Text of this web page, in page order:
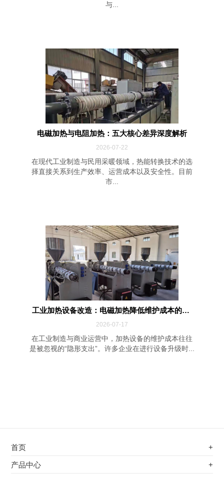
与...
电磁加热与电阻加热：五大核心差异深度解析
2026-07-22
在现代工业制造与民用采暖领域，热能转换技术的选
择直接关系到生产效率、运营成本以及安全性。目前
市...
工业加热设备改造：电磁加热降低维护成本的四...
2026-07-17
在工业制造与商业运营中，加热设备的维护成本往往
是被忽视的“隐形支出”。许多企业在进行设备升级时...
首页 +
不锈钢专用电磁加热器
产品中心 +